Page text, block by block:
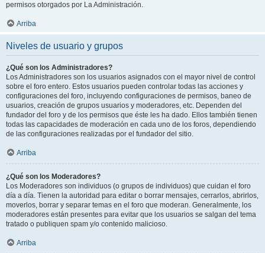
permisos otorgados por La Administración.
Arriba
Niveles de usuario y grupos
¿Qué son los Administradores?
Los Administradores son los usuarios asignados con el mayor nivel de control
sobre el foro entero. Estos usuarios pueden controlar todas las acciones y
configuraciones del foro, incluyendo configuraciones de permisos, baneo de
usuarios, creación de grupos usuarios y moderadores, etc. Dependen del
fundador del foro y de los permisos que éste les ha dado. Ellos también tienen
todas las capacidades de moderación en cada uno de los foros, dependiendo
de las configuraciones realizadas por el fundador del sitio.
Arriba
¿Qué son los Moderadores?
Los Moderadores son individuos (o grupos de individuos) que cuidan el foro
día a día. Tienen la autoridad para editar o borrar mensajes, cerrarlos, abrirlos,
moverlos, borrar y separar temas en el foro que moderan. Generalmente, los
moderadores están presentes para evitar que los usuarios se salgan del tema
tratado o publiquen spam y/o contenido malicioso.
Arriba